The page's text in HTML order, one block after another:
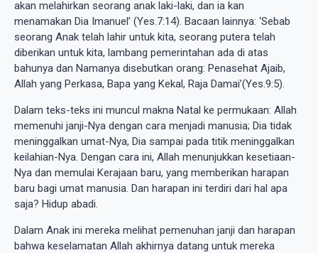
akan melahirkan seorang anak laki-laki, dan ia kan
menamakan Dia Imanuel’ (Yes.7:14). Bacaan lainnya: ‘Sebab
seorang Anak telah lahir untuk kita, seorang putera telah
diberikan untuk kita, lambang pemerintahan ada di atas
bahunya dan Namanya disebutkan orang: Penasehat Ajaib,
Allah yang Perkasa, Bapa yang Kekal, Raja Damai’(Yes.9:5).
Dalam teks-teks ini muncul makna Natal ke permukaan: Allah
memenuhi janji-Nya dengan cara menjadi manusia; Dia tidak
meninggalkan umat-Nya, Dia sampai pada titik meninggalkan
keilahian-Nya. Dengan cara ini, Allah menunjukkan kesetiaan-
Nya dan memulai Kerajaan baru, yang memberikan harapan
baru bagi umat manusia. Dan harapan ini terdiri dari hal apa
saja? Hidup abadi.
Dalam Anak ini mereka melihat pemenuhan janji dan harapan
bahwa keselamatan Allah akhirnya datang untuk mereka